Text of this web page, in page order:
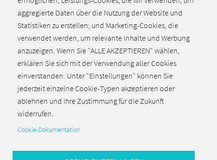
Vorheriges Thema
Netzwerke & Arbeitskreise
Nächstes Thema
Tarifpolitik
Zurück zum Seitenanfang
aggregierte Daten über die Nutzung der Website und
Statistiken zu erstellen; und Marketing-Cookies, die
verwendet werden, um relevante Inhalte und Werbung
anzuzeigen. Wenn Sie "ALLE AKZEPTIEREN" wählen,
erklären Sie sich mit der Verwendung aller Cookies
einverstanden. Unter "Einstellungen" können Sie
jederzeit einzelne Cookie-Typen akzeptieren oder
ablehnen und Ihre Zustimmung für die Zukunft
widerrufen.
Cookie-Dokumentation